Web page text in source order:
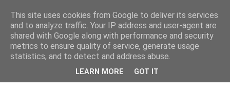
This site uses cookies from Google to deliver its services
and to analyze traffic. Your IP address and user-agent are
shared with Google along with performance and security
metrics to ensure quality of service, generate usage
statistics, and to detect and address abuse.
LEARN MORE GOT IT